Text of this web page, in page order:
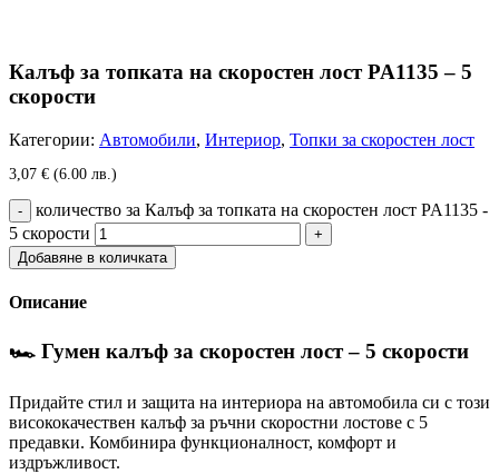
Калъф за топката на скоростен лост PA1135 – 5
скорости
Категории: Автомобили, Интериор, Топки за скоростен лост
3,07 € (6.00 лв.)
количество за Калъф за топката на скоростен лост PA1135 -
5 скорости
Добавяне в количката
Описание
🏎️ Гумен калъф за скоростен лост – 5 скорости
Придайте стил и защита на интериора на автомобила си с този
висококачествен калъф за ръчни скоростни лостове с 5
предавки. Комбинира функционалност, комфорт и
издръжливост.